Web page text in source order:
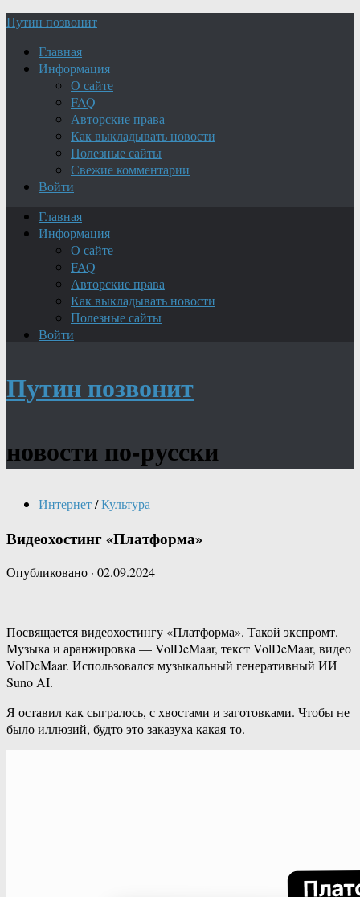
Путин позвонит
Главная
Информация
О сайте
FAQ
Авторские права
Как выкладывать новости
Полезные сайты
Свежие комментарии
Войти
Главная
Информация
О сайте
FAQ
Авторские права
Как выкладывать новости
Полезные сайты
Войти
Путин позвонит
новости по-русски
Интернет/Культура
Видеохостинг «Платформа»
Опубликовано · 02.09.2024
Посвящается видеохостингу «Платформа». Такой экспромт.
Музыка и аранжировка — VolDeMaar, текст VolDeMaar, видео
VolDeMaar. Использовался музыкальный генеративный ИИ
Suno AI.
Я оставил как сыгралось, с хвостами и заготовками. Чтобы не
было иллюзий, будто это заказуха какая-то.